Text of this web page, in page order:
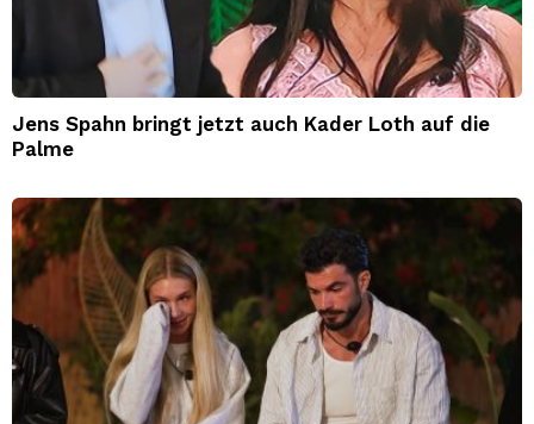
Jens Spahn bringt jetzt auch Kader Loth auf die
Palme